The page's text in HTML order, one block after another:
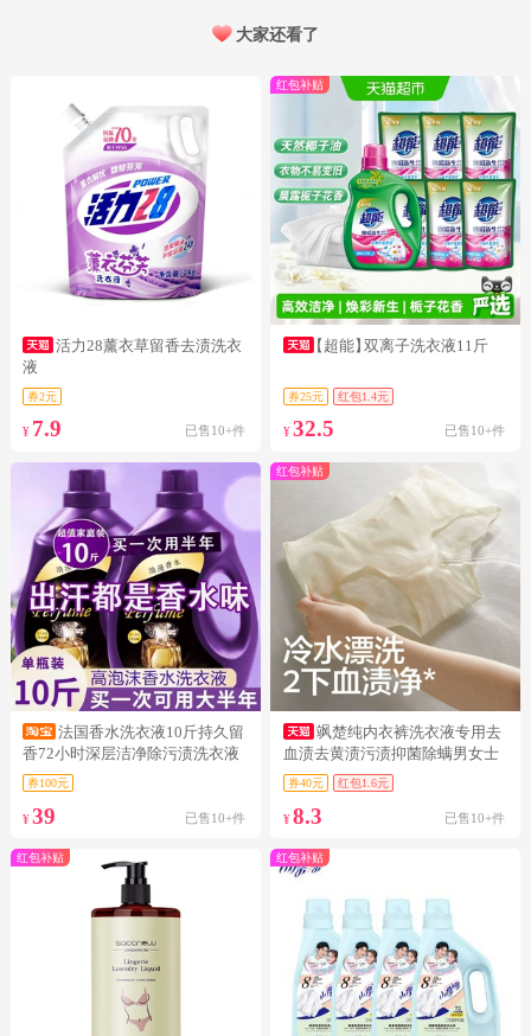
大家还看了
活力28薰衣草留香去渍洗衣
液
券2元
¥ 7.9 已售10+件
红包补贴
【超能】双离子洗衣液11斤
券25元 红包1.4元
¥32.5 已售10+件
法国香水洗衣液10斤持久留
香72小时深层洁净除污渍洗衣液
券100元
¥ 39 已售10+件
红包补贴
飒楚纯内衣裤洗衣液专用去
血渍去黄渍污渍抑菌除螨男女士
持久留香
券40元 红包1.6元
¥8.3 已售10+件
红包补贴 红包补贴